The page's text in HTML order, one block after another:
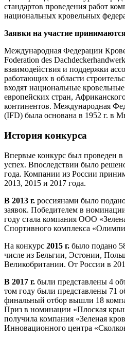
стандартов проведения работ
национальных кровельных
Заявки на участие
Международная Федерации
Foderation des
взаимодействия и поддержки
работающих в области
входят национальные
европейских стран,
континентов. Международная
(IFD) была основана в 1952 г. в
История конкурса
Впервые конкурс был проведен
успех. Впоследствии было
года. Компании из России
2013, 2015 и 2017 года.
В 2013 г. россиянами было
заявок. Победителем в
году стала компания ООО
Спортивного комплекса
На конкурс 2015 г. было подано
числе из Бельгии, Эстонии,
Великобритании. От России в
В 2017 г. были представлены 4
том году были представлены 71
финальный отбор вышли 18
Приз в номинации «Плоская
получила компания «Зеленая
Инновационного центра